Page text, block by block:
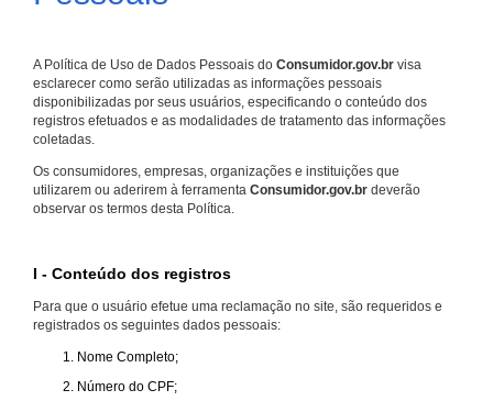
A Política de Uso de Dados Pessoais do Consumidor.gov.br visa
esclarecer como serão utilizadas as informações pessoais
disponibilizadas por seus usuários, especificando o conteúdo dos
registros efetuados e as modalidades de tratamento das informações
coletadas.
Os consumidores, empresas, organizações e instituições que
utilizarem ou aderirem à ferramenta Consumidor.gov.br deverão
observar os termos desta Política.
I - Conteúdo dos registros
Para que o usuário efetue uma reclamação no site, são requeridos e
registrados os seguintes dados pessoais:
Nome Completo;
Número do CPF;